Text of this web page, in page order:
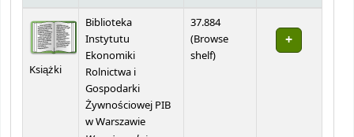
Książki
Biblioteka
Instytutu
Ekonomiki
Rolnictwa i
Gospodarki
Żywnościowej PIB
w Warszawie
37.884
(Browse
shelf(Opens below)
)